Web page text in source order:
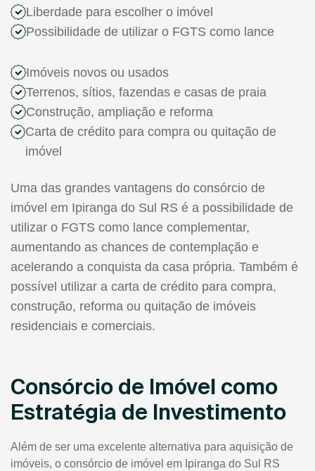
Liberdade para escolher o imóvel
Possibilidade de utilizar o FGTS como lance
Imóveis novos ou usados
Terrenos, sítios, fazendas e casas de praia
Construção, ampliação e reforma
Carta de crédito para compra ou quitação de
imóvel
Uma das grandes vantagens do consórcio de
imóvel em Ipiranga do Sul RS é a possibilidade de
utilizar o FGTS como lance complementar,
aumentando as chances de contemplação e
acelerando a conquista da casa própria. Também é
possível utilizar a carta de crédito para compra,
construção, reforma ou quitação de imóveis
residenciais e comerciais.
Consórcio de Imóvel como
Estratégia de Investimento
Além de ser uma excelente alternativa para aquisição de
imóveis, o consórcio de imóvel em Ipiranga do Sul RS